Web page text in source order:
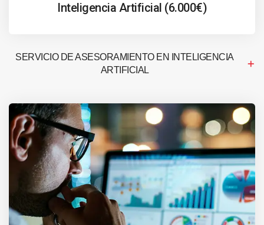
Inteligencia Artificial (6.000€)
SERVICIO DE ASESORAMIENTO EN INTELIGENCIA
ARTIFICIAL